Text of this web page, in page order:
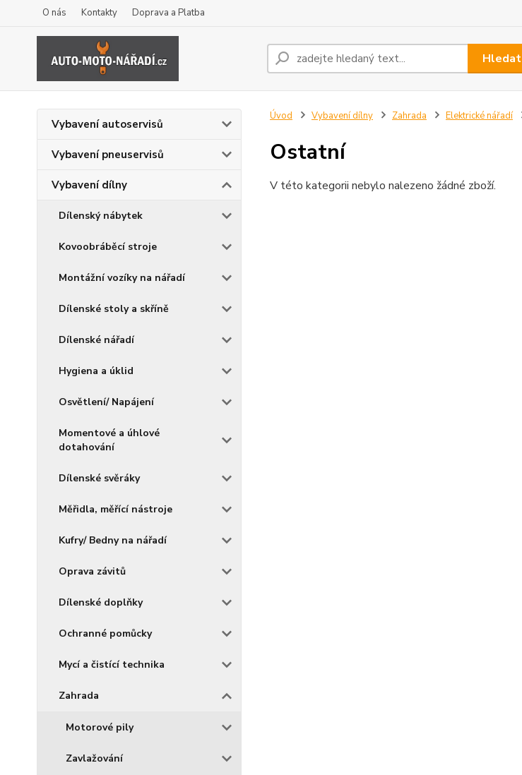
O nás Kontakty Doprava a Platba
Hledat
Vybavení autoservisů
Vybavení pneuservisů
Vybavení dílny
Dílenský nábytek
Kovoobráběcí stroje
Montážní vozíky na nářadí
Dílenské stoly a skříně
Dílenské nářadí
Hygiena a úklid
Osvětlení/ Napájení
Momentové a úhlové
dotahování
Dílenské svěráky
Měřidla, měřící nástroje
Kufry/ Bedny na nářadí
Oprava závitů
Dílenské doplňky
Ochranné pomůcky
Mycí a čistící technika
Zahrada
Motorové pily
Zavlažování
Úvod Vybavení dílny Zahrada Elektrické nářadí
Ostatní
V této kategorii nebylo nalezeno žádné zboží.